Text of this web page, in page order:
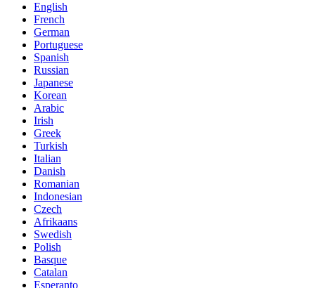
English
French
German
Portuguese
Spanish
Russian
Japanese
Korean
Arabic
Irish
Greek
Turkish
Italian
Danish
Romanian
Indonesian
Czech
Afrikaans
Swedish
Polish
Basque
Catalan
Esperanto